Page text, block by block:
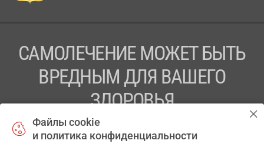
САМОЛЕЧЕНИЕ МОЖЕТ БЫТЬ
ВРЕДНЫМ ДЛЯ ВАШЕГО
ЗДОРОВЬЯ
ПЕРЕД ПРИМЕНЕНИЕМ ПРЕПАРАТА
ПРОКОНСУЛЬТИРУЙТЕСЬ С ВРАЧОМ
Файлы cookie
и политика конфиденциальности